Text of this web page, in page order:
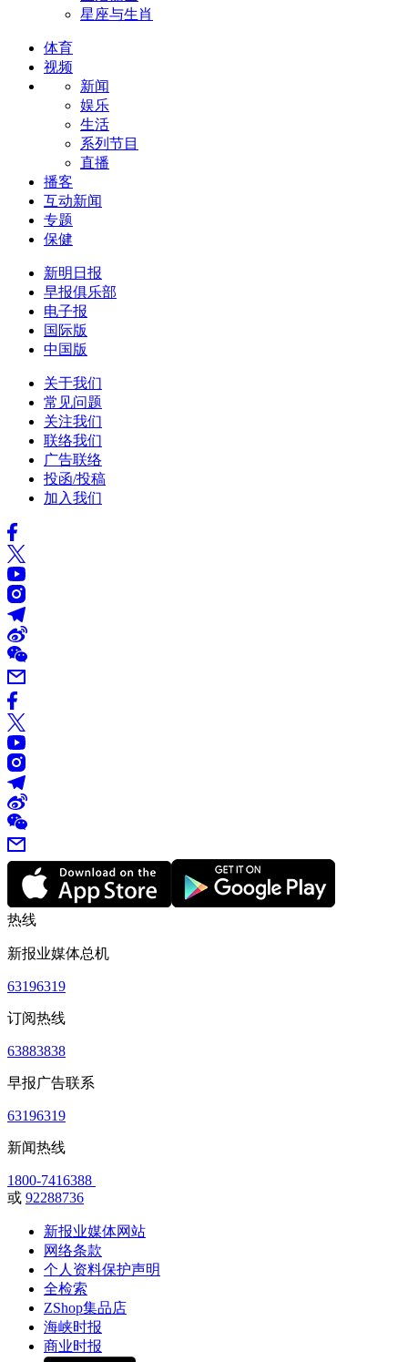
星座与生肖
体育
视频
新闻
娱乐
生活
系列节目
直播
播客
互动新闻
专题
保健
新明日报
早报俱乐部
电子报
国际版
中国版
关于我们
常见问题
关注我们
联络我们
广告联络
投函/投稿
加入我们
热线
新报业媒体总机
63196319
订阅热线
63883838
早报广告联系
63196319
新闻热线
1800-7416388
或 92288736
新报业媒体网站
网络条款
个人资料保护声明
全检索
ZShop集品店
海峡时报
商业时报